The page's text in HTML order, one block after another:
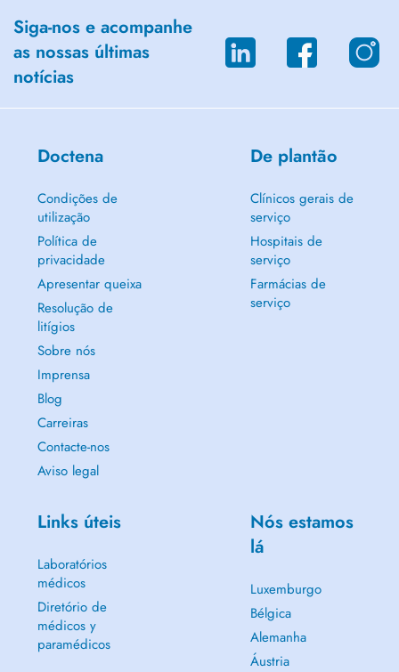
Siga-nos e acompanhe
as nossas últimas
notícias
Doctena
Condições de
utilização
Política de
privacidade
Apresentar queixa
Resolução de
litígios
Sobre nós
Imprensa
Blog
Carreiras
Contacte-nos
Aviso legal
De plantão
Clínicos gerais de
serviço
Hospitais de
serviço
Farmácias de
serviço
Links úteis
Laboratórios
médicos
Diretório de
médicos y
paramédicos
Nós estamos
lá
Luxemburgo
Bélgica
Alemanha
Áustria